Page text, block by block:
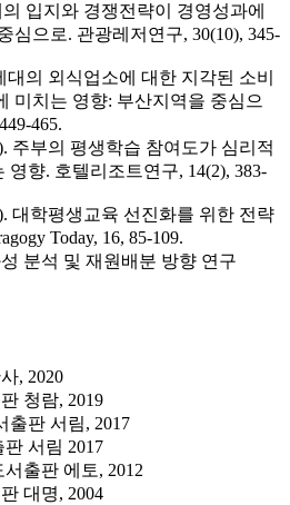
입지와 경쟁전략이 경영성과에
심으로. 관광레저연구, 30(10), 345-
의 외식업소에 대한 지각된 소비
미치는 영향: 부산지역을 중심으
465.
주부의 평생학습 참여도가 심리적
향. 호텔리조트연구, 14(2), 383-
대학평생교육 선진화를 위한 전략
Today, 16, 85-109.
분석 및 재원배분 방향 연구
, 2020
청람, 2019
출판 서림, 2017
서림 2017
출판 에토, 2012
대명, 2004